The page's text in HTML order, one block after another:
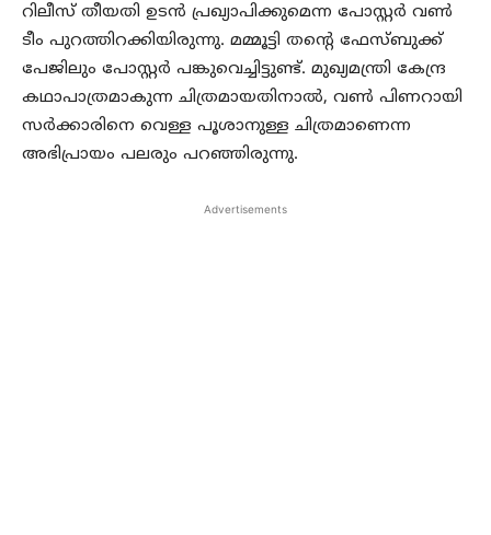
റിലീസ് തീയതി ഉടൻ പ്രഖ്യാപിക്കുമെന്ന പോസ്റ്റർ വൺ
ടീം പുറത്തിറക്കിയിരുന്നു. മമ്മൂട്ടി തന്റെ ഫേസ്ബുക്ക്
പേജിലും പോസ്റ്റർ പങ്കുവെച്ചിട്ടുണ്ട്. മുഖ്യമന്ത്രി കേന്ദ്ര
കഥാപാത്രമാകുന്ന ചിത്രമായതിനാൽ, വൺ പിണറായി
സർക്കാരിനെ വെള്ള പൂശാനുള്ള ചിത്രമാണെന്ന
അഭിപ്രായം പലരും പറഞ്ഞിരുന്നു.
Advertisements